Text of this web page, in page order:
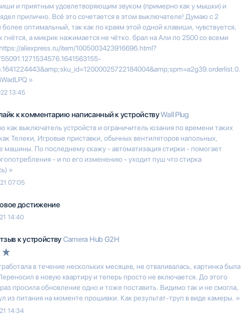
и приятным удовлетворяющим звуком (примерно как у мышки) и
прилично. Всё это сочетается в этом выключателе! Думаю с 2
оптимальный, так как по краям этой одной клавиши, чувствуется,
гнётся, а микрик нажимается не чётко. брал на Али по 2500 со всеми
aliexpress.ru/item/1005003423916696.html?
»
13:45
к комментарию написанный к устройствуWall Plug
как выключатель устройств и ограничитель юзания по времени таких
Телеки, Игровые приставки, обычных вентиляторов напольных,
машины. По последнему скажу - автоматизация стирки - помогает
- и по его изменению - уходит пуш что стирка
»
07:05
достижение
14:40
к устройствуCamera Hub G2H
в течение нескольких месяцев, не отваливалась, картинка была
в новую квартиру и теперь просто не включается. До этого
просила обновление одно и тоже поставить. Видимо так и не смогла,
из питания на моменте прошивки. Как результат-труп в виде камеры. »
14:34